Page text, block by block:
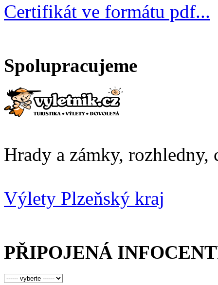
Certifikát ve formátu pdf...
Spolupracujeme
Hrady a zámky,
Výlety Plzeňský kraj
PŘIPOJENÁ